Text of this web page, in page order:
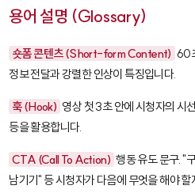
용어 설명 (Glossary)
숏폼 콘텐츠 (Short-form Content) 60
정보 전달과 강렬한 인상이 특징입니다.
훅 (Hook) 영상 첫 3초 안에 시청자의 시
등을 활용합니다.
CTA (Call To Action) 행동 유도 문구. "
남기기" 등 시청자가 다음에 무엇을 해야 할